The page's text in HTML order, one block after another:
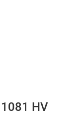
1081 HV